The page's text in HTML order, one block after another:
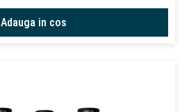
Adauga in cos